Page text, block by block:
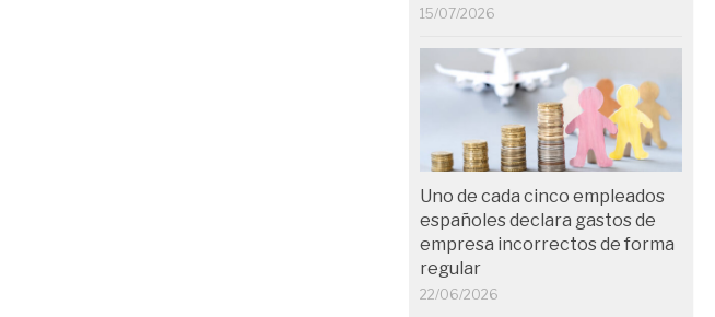
15/07/2026
Uno de cada cinco empleados
españoles declara gastos de
empresa incorrectos de forma
regular
22/06/2026